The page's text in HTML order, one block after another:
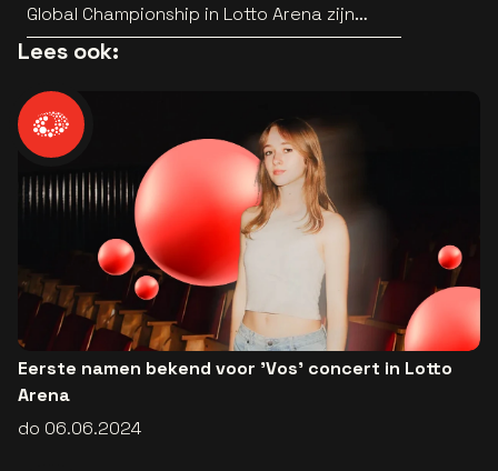
Global Championship in Lotto Arena zijn
bekend
Lees ook:
Eerste namen bekend voor 'Vos' concert in Lotto
Arena
do 06.06.2024